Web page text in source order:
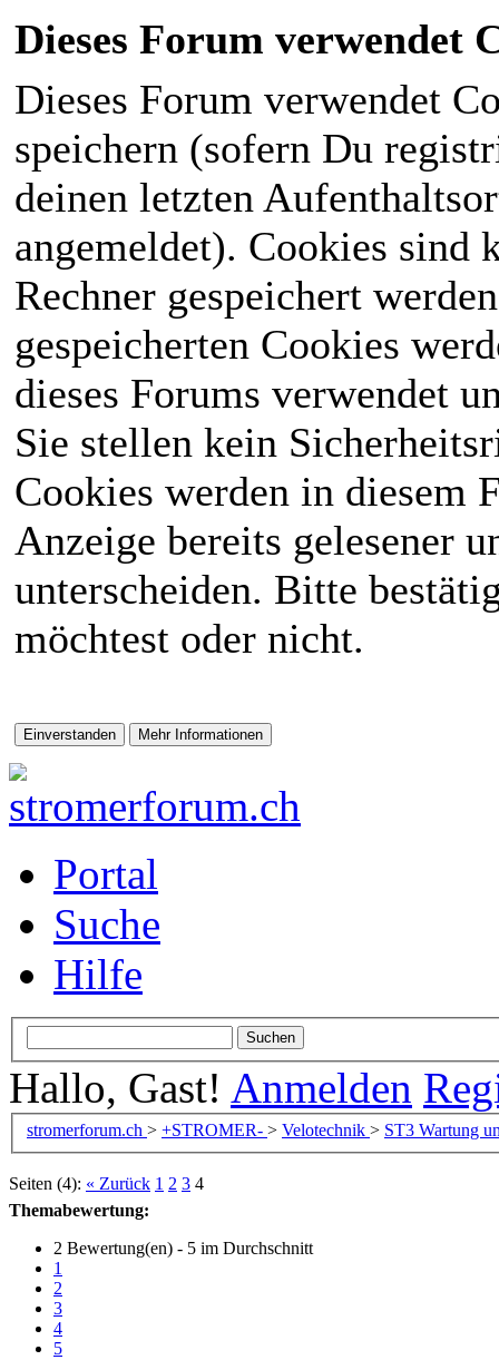
Dieses Forum verwendet
Dieses Forum verwendet
speichern (sofern Du
deinen letzten
angemeldet). Cookies sind
Rechner gespeichert
gespeicherten Cookies
dieses Forums verwendet
Sie stellen kein
Cookies werden in diesem
Anzeige bereits gelesener
unterscheiden. Bitte
möchtest oder nicht.
Portal
Suche
Hilfe
Hallo, Gast! Anmelden
stromerforum.ch > +STROMER- > Velotechnik > ST3 Wartung
Seiten (4): « Zurück 1 2 3 4
Themabewertung:
2 Bewertung(en) - 5 im Durchschnitt
1
2
3
4
5